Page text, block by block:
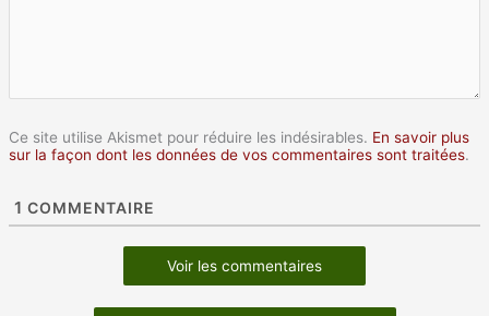
Ce site utilise Akismet pour réduire les indésirables. En savoir plus
sur la façon dont les données de vos commentaires sont traitées.
1 COMMENTAIRE
Voir les commentaires